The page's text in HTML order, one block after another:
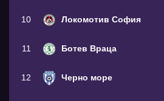
10 Локомотив София
11 Ботев Враца
12 Черно море